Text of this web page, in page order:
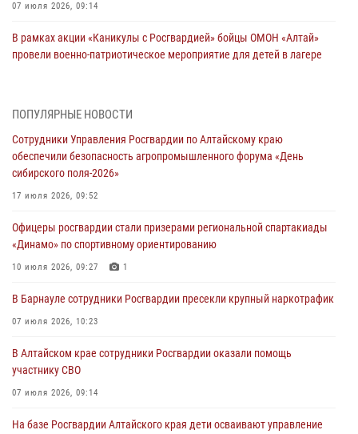
07 июля 2026, 09:14
В рамках акции «Каникулы с Росгвардией» бойцы ОМОН «Алтай»
провели военно-патриотическое мероприятие для детей в лагере
акции «Коробка храбрости»
Сотрудники Росгвардии провели встречу с юными пограничниками
03 июля 2026, 04:03
Управление Росгвардии по Алтайскому краю провело для детей
02 июля 2026, 00:55
Алтайскому краю подведены итоги «прямой линии»
01 июля 2026, 07:49
ПОПУЛЯРНЫЕ НОВОСТИ
Сотрудники Управления Росгвардии по Алтайскому краю
обеспечили безопасность агропромышленного форума «День
сибирского поля-2026»
17 июля 2026, 09:52
Офицеры росгвардии стали призерами региональной спартакиады
«Динамо» по спортивному ориентированию
10 июля 2026, 09:27 1
В Барнауле сотрудники Росгвардии пресекли крупный наркотрафик
07 июля 2026, 10:23
В Алтайском крае сотрудники Росгвардии оказали помощь
участнику СВО
07 июля 2026, 09:14
На базе Росгвардии Алтайского края дети осваивают управление